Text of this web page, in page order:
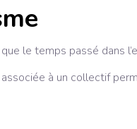
le temps passé dans
à un collectif